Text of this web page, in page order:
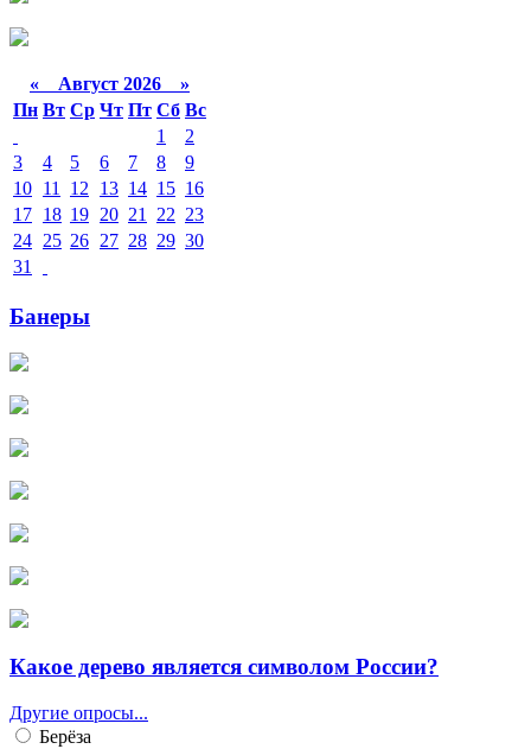
« Август 2026 »
Пн Вт Ср Чт Пт Сб Вс
1
2
3
4 5 6 7 8
9
10 11 12 13 14 15 16
17 18 19 20 21 22 23
24 25 26 27 28 29 30
31
Банеры
Какое дерево является символом России?
Другие опросы...
Берёза